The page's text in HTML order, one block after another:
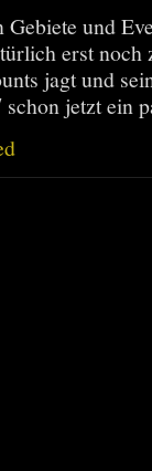
Gebiete und
erst
jagt und
schon jetzt ein